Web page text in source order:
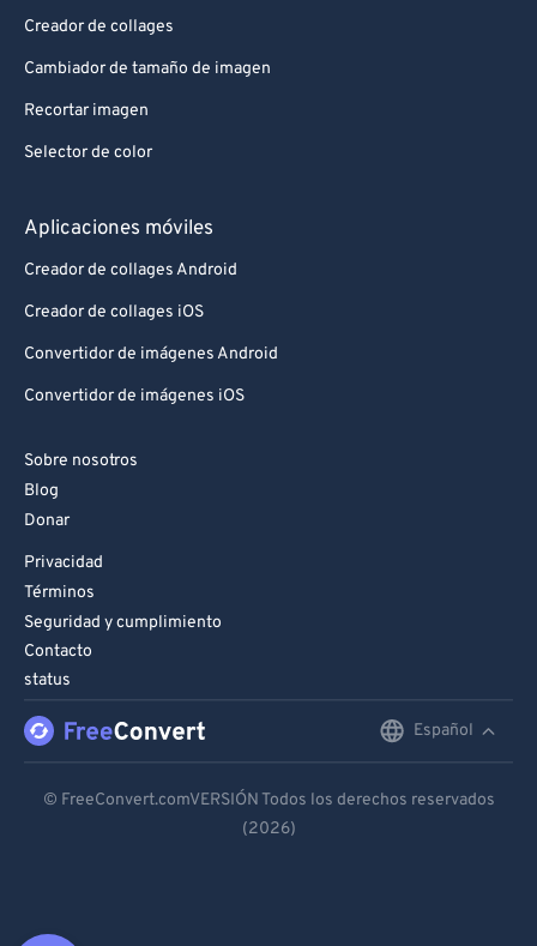
Creador de collages
Cambiador de tamaño de imagen
Recortar imagen
Selector de color
Aplicaciones móviles
Creador de collages Android
Creador de collages iOS
Convertidor de imágenes Android
Convertidor de imágenes iOS
Sobre nosotros
Blog
Donar
Privacidad
Términos
Seguridad y cumplimiento
Contacto
status
Español
Español
© FreeConvert.comVERSIÓN Todos los derechos reservados
(2026)